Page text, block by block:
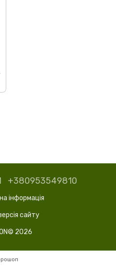
+380953549810
інформація
сайту
2026